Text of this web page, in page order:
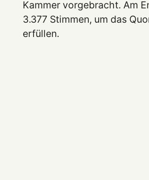
Kammer vorgebracht. Am
3.377 Stimmen, um das
erfüllen.